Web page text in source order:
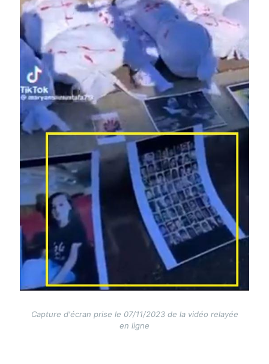
Capture d'écran prise le 07/11/2023 de la vidéo relayée
en ligne